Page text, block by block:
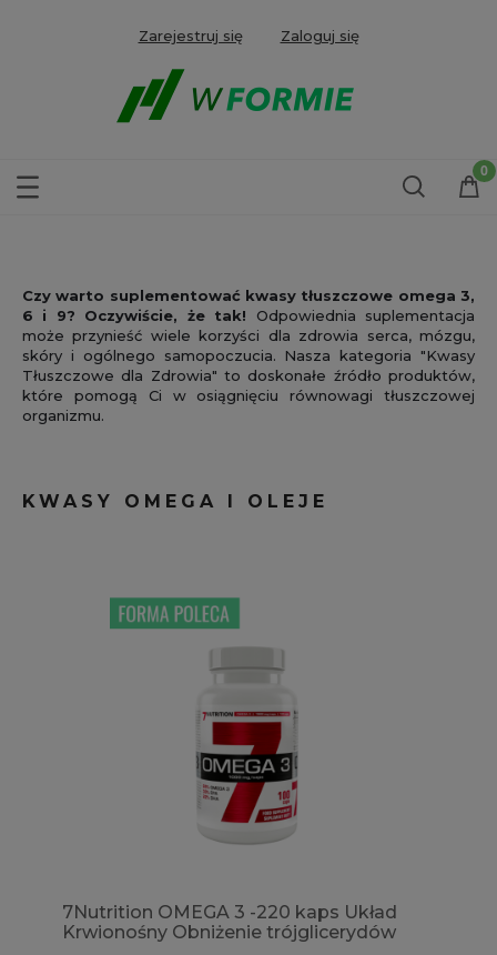
Zarejestruj się Zaloguj się
Czy warto suplementować kwasy tłuszczowe omega 3,
6 i 9? Oczywiście, że tak! Odpowiednia suplementacja
może przynieść wiele korzyści dla zdrowia serca, mózgu,
skóry i ogólnego samopoczucia. Nasza kategoria "Kwasy
Tłuszczowe dla Zdrowia" to doskonałe źródło produktów,
które pomogą Ci w osiągnięciu równowagi tłuszczowej
organizmu.
KWASY OMEGA I OLEJE
7Nutrition OMEGA 3 -220 kaps Układ
Krwionośny Obniżenie trójglicerydów